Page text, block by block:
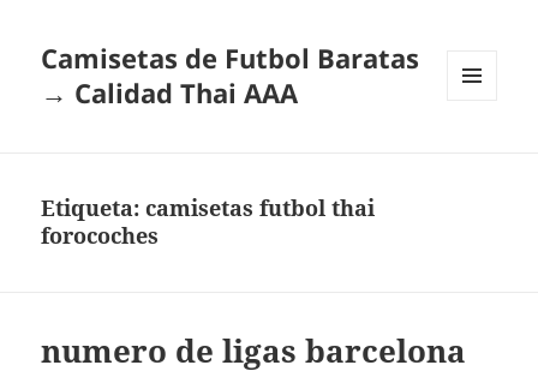
Camisetas de Futbol Baratas
→ Calidad Thai AAA
Etiqueta:camisetas futbol thai
forocoches
numero de ligas barcelona